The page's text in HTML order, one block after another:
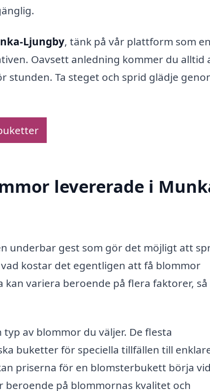
Ljungby, tänk på vår plattform som
Oavsett anledning kommer du alltid
stunden. Ta steget och sprid glädje
levererade i
underbar gest som gör det möjligt att
kostar det egentligen att få blommor
kan variera beroende på flera faktorer,
av blommor du väljer. De flesta
buketter för speciella tillfällen till
priserna för en blomsterbukett börja
på blommornas kvalitet och